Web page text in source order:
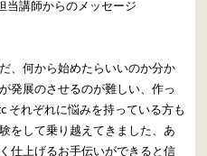
当講師からのメッセージ
、何から始めたらいいのか分か
発展のさせるのが難しい、作っ
それぞれに悩みを持っている方も
をして乗り越えてきました、あ
仕上げるお手伝いができると信